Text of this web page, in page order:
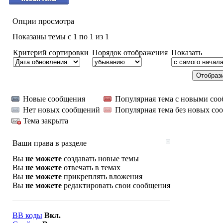
Опции просмотра
Показаны темы с 1 по 1 из 1
Критерий сортировки Порядок отображения Показать
Новые сообщения
Популярная тема с новыми
Нет новых сообщений
Популярная тема без новых
Тема закрыта
Ваши права в разделе
Вы не можете создавать новые темы
Вы не можете отвечать в темах
Вы не можете прикреплять вложения
Вы не можете редактировать свои сообщения
BB коды Вкл.